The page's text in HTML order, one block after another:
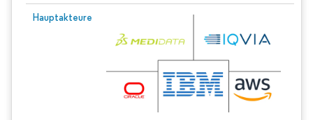
Hauptakteure
Bild © Mordor Intelligence. Wiederverwendung erfordert Namensnennung